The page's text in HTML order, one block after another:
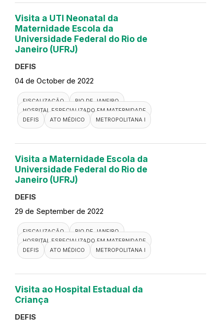
Visita a UTI Neonatal da
Maternidade Escola da
Universidade Federal do Rio de
Janeiro (UFRJ)
DEFIS
04 de October de 2022
FISCALIZAÇÃO
RIO DE JANEIRO
HOSPITAL ESPECIALIZADO EM MATERNIDADE
DEFIS
ATO MÉDICO METROPOLITANA I
Visita a Maternidade Escola da
Universidade Federal do Rio de
Janeiro (UFRJ)
DEFIS
29 de September de 2022
FISCALIZAÇÃO
RIO DE JANEIRO
HOSPITAL ESPECIALIZADO EM MATERNIDADE
DEFIS
ATO MÉDICO METROPOLITANA I
Visita ao Hospital Estadual da
Criança
DEFIS